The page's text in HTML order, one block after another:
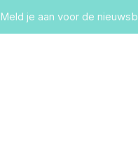
Meld je aan voor de